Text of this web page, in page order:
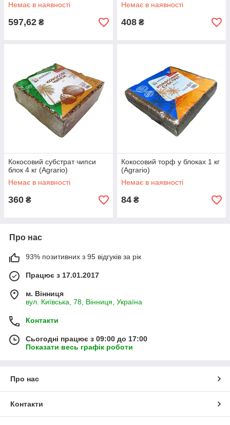
Немає в наявності
597,62 ₴
Немає в наявності
408 ₴
Кокосовий субстрат чипси
блок 4 кг (Agrario)
Немає в наявності
360 ₴
Кокосовий торф у блоках 1 кг
(Agrario)
Немає в наявності
84 ₴
Про нас
93% позитивних з 95 відгуків за рік
Працює з 17.01.2017
м. Вінниця
вул. Київська, 78, Вінниця, Україна
Контакти
Сьогодні працює з 09:00 до 17:00
Показати весь графік роботи
Про нас
Контакти